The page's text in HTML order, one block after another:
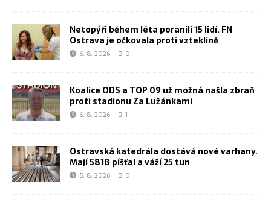
Netopýři během léta poranili 15 lidí. FN
Ostrava je očkovala proti vzteklině
6. 8. 2026 0
Koalice ODS a TOP 09 už možná našla zbraň
proti stadionu Za Lužánkami
6. 8. 2026 1
Ostravská katedrála dostává nové varhany.
Mají 5818 píšťal a váží 25 tun
5. 8. 2026 0